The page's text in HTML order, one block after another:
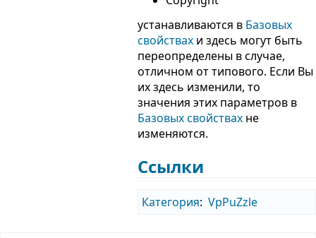
устанавливаются в Базовых
свойствах и здесь могут быть
переопределены в случае,
отличном от типового. Если Вы
их здесь изменили, то
значения этих параметров в
Базовых свойствах не
изменяются.
Ссылки
Категория: VpPuZzle